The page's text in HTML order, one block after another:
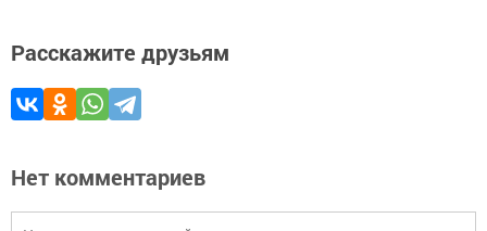
Расскажите друзьям
Нет комментариев